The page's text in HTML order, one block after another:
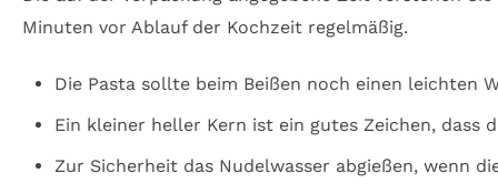
Minuten vor Ablauf der Kochzeit regelmäßig.
Die Pasta sollte beim Beißen noch einen leichten
Ein kleiner heller Kern ist ein gutes Zeichen, dass
Zur Sicherheit das Nudelwasser abgießen, wenn